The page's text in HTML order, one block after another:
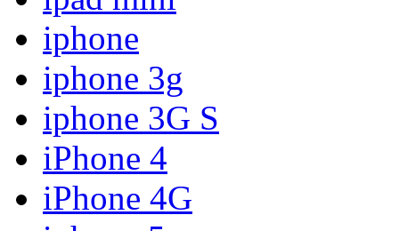
iphone
iphone 3g
iphone 3G S
iPhone 4
iPhone 4G